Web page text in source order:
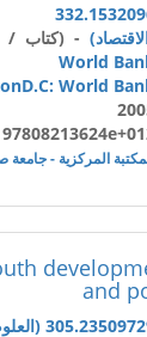
- (كتاب /
World
World
المركزية - جامعة
and
305.23509729